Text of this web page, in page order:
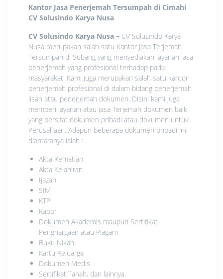
Kantor Jasa Penerjemah Tersumpah di Cimahi
CV Solusindo Karya Nusa
CV Solusindo Karya Nusa – CV Solusindo Karya
Nusa merupakan salah satu Kantor Jasa Terjemah
Tersumpah di Subang yang menyediakan layanan jasa
penerjemah yang profesional terhadap pada
masyarakat. Kami juga merupakan salah satu kantor
penerjemah profesional di dalam bidang penerjemah
lisan atau penerjemah dokumen. Disini kami juga
memberi layanan atau jasa Terjemah dokumen baik
yang bersifat dokumen pribadi atau dokumen untuk
Perusahaan. Adapun beberapa dokumen pribadi ini
diantaranya ialah :
Akta Kematian
Akta Kelahiran
Ijazah
SIM
KTP
Rapor
Dokumen Akademis maupun Sertifikat
Penghargaan atau Piagam
Buku Nikah
Kartu Keluarga
Dokumen Medis
Sertifikat Tanah, dan lainnya.